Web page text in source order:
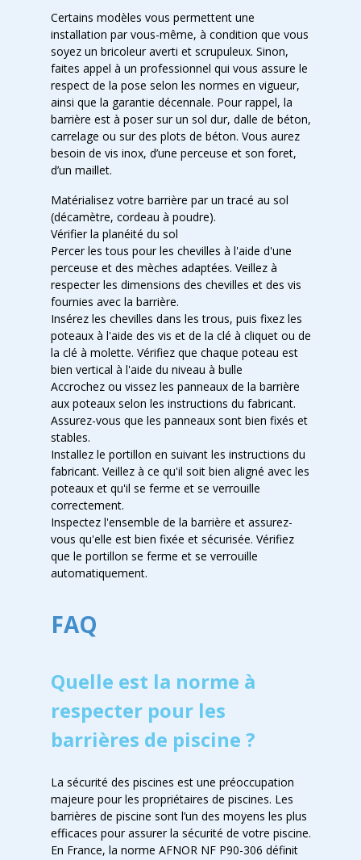
Certains modèles vous permettent une
installation par vous-même, à condition que vous
soyez un bricoleur averti et scrupuleux. Sinon,
faites appel à un professionnel qui vous assure le
respect de la pose selon les normes en vigueur,
ainsi que la garantie décennale. Pour rappel, la
barrière est à poser sur un sol dur, dalle de béton,
carrelage ou sur des plots de béton. Vous aurez
besoin de vis inox, d’une perceuse et son foret,
d’un maillet.
Matérialisez votre barrière par un tracé au sol
(décamètre, cordeau à poudre).
Vérifier la planéité du sol
Percer les tous pour les chevilles à l'aide d'une
perceuse et des mèches adaptées. Veillez à
respecter les dimensions des chevilles et des vis
fournies avec la barrière.
Insérez les chevilles dans les trous, puis fixez les
poteaux à l'aide des vis et de la clé à cliquet ou de
la clé à molette. Vérifiez que chaque poteau est
bien vertical à l'aide du niveau à bulle
Accrochez ou vissez les panneaux de la barrière
aux poteaux selon les instructions du fabricant.
Assurez-vous que les panneaux sont bien fixés et
stables.
Installez le portillon en suivant les instructions du
fabricant. Veillez à ce qu'il soit bien aligné avec les
poteaux et qu'il se ferme et se verrouille
correctement.
Inspectez l'ensemble de la barrière et assurez-
vous qu'elle est bien fixée et sécurisée. Vérifiez
que le portillon se ferme et se verrouille
automatiquement.
FAQ
Quelle est la norme à
respecter pour les
barrières de piscine ?
La sécurité des piscines est une préoccupation
majeure pour les propriétaires de piscines. Les
barrières de piscine sont l’un des moyens les plus
efficaces pour assurer la sécurité de votre piscine.
En France, la norme AFNOR NF P90-306 définit